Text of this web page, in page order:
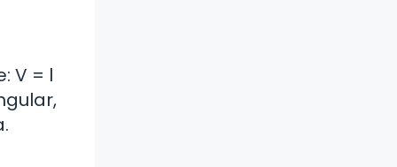
V = l